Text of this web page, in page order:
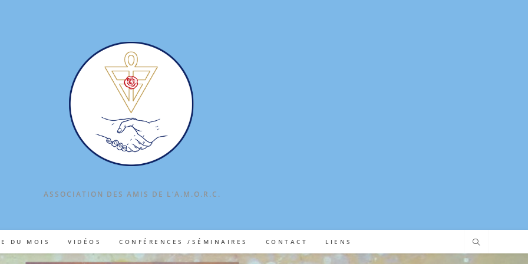
ASSOCIATION DES AMIS DE L‘A.M.O.R.C.
DU MOIS VIDÉOS CONFÉRENCES /SÉMINAIRES CONTACT LIENS